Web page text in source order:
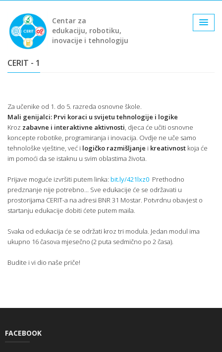
Centar za
edukaciju, robotiku,
inovacije i tehnologiju
CERIT - 1
Za učenike od 1. do 5. razreda osnovne škole.
Mali genijalci: Prvi koraci u svijetu tehnologije i logike
Kroz zabavne i interaktivne aktivnosti, djeca će učiti osnovne
koncepte robotike, programiranja i inovacija. Ovdje ne uče samo
tehnološke vještine, već i logičko razmišljanje i kreativnost koja će
im pomoći da se istaknu u svim oblastima života.
Prijave moguće izvršiti putem linka: bit.ly/421lxz0 Prethodno
predznanje nije potrebno... Sve edukacije će se održavati u
prostorijama CERIT-a na adresi BNR 31 Mostar. Potvrdnu obavjest o
startanju edukacije dobiti ćete putem maila.
Svaka od edukacija će se održati kroz tri modula. Jedan modul ima
ukupno 16 časova mjesečno (2 puta sedmično po 2 časa).
Budite i vi dio naše priče!
FACEBOOK